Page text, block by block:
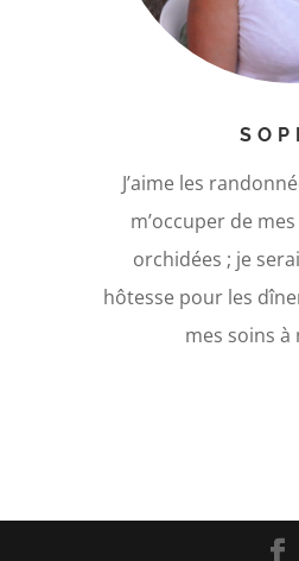
J’aime les
m’occuper de
orchidées ; je
hôtesse pour les
mes soins